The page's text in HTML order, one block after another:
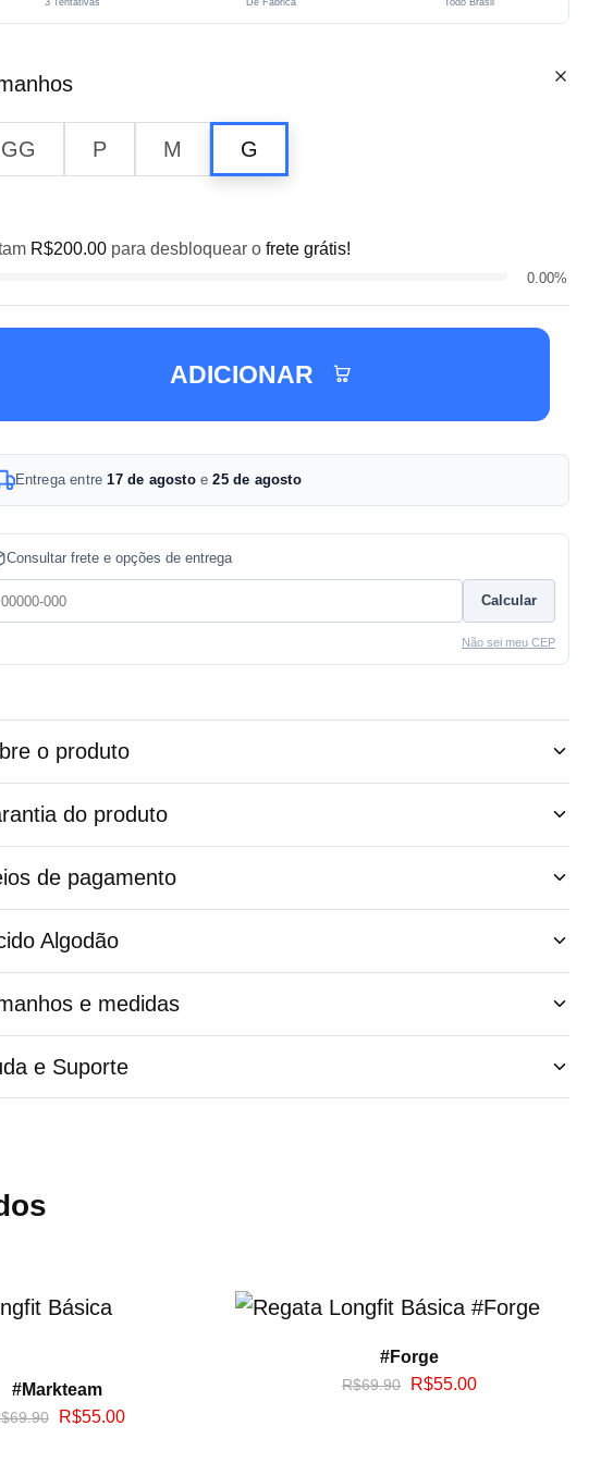
3 Tentativas De Fábrica Todo Brasil
GG P M G
R$200.00para desbloquear ofrete grátis!
0.00%
ADICIONAR
Entrega entre17 de agostoe25 de agosto
Consultar frete e opções de entrega
Calcular
Não sei meu CEP
o produto
do produto
de pagamento
Algodão
e medidas
e Suporte
#Markteam
69.90 R$55.00
#Forge
R$69.90 R$55.00